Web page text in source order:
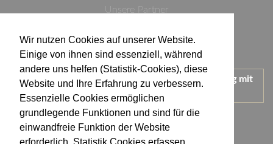
Wir nutzen Cookies auf unserer Website.
Einige von ihnen sind essenziell, während
andere uns helfen (Statistik-Cookies), diese
Website und Ihre Erfahrung zu verbessern.
Essenzielle Cookies ermöglichen
grundlegende Funktionen und sind für die
einwandfreie Funktion der Website
Unsere Partner
Impressum
Wir treten für einen verantwortungsvollen Umgang mit
Alkohol ein.
KONTAKT